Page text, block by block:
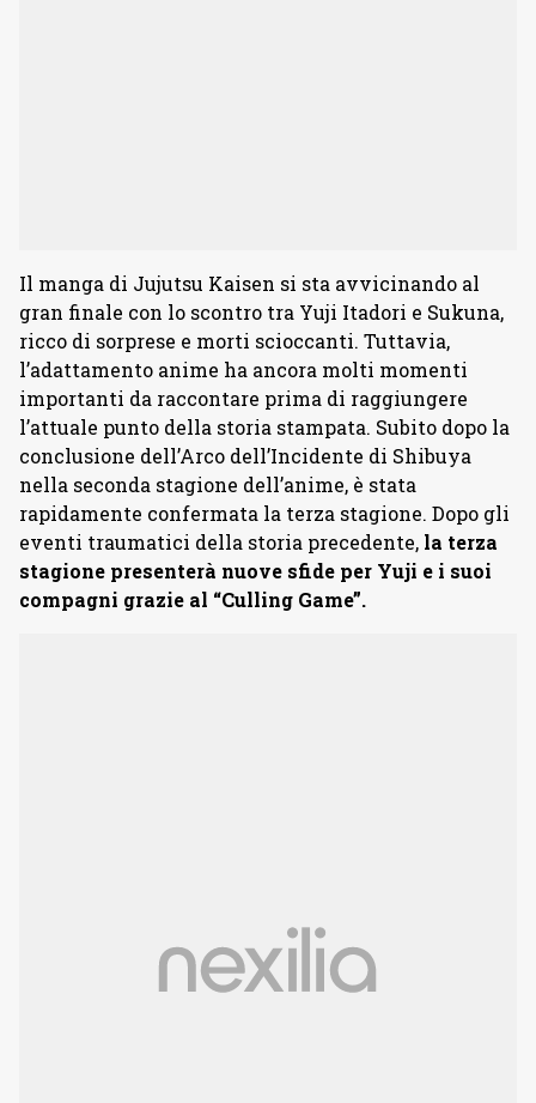
Il manga di Jujutsu Kaisen si sta avvicinando al
gran finale con lo scontro tra Yuji Itadori e Sukuna,
ricco di sorprese e morti scioccanti. Tuttavia,
l’adattamento anime ha ancora molti momenti
importanti da raccontare prima di raggiungere
l’attuale punto della storia stampata. Subito dopo la
conclusione dell’Arco dell’Incidente di Shibuya
nella seconda stagione dell’anime, è stata
rapidamente confermata la terza stagione. Dopo gli
eventi traumatici della storia precedente, la terza
stagione presenterà nuove sfide per Yuji e i suoi
compagni grazie al “Culling Game”.